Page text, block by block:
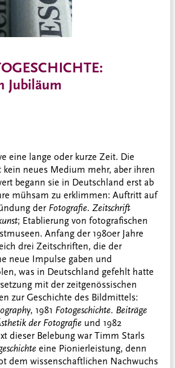
Jubiläum
eine lange oder kurze Zeit. Die
kein neues Medium mehr, aber ihren
begann sie in Deutschland erst ab
mühsam zu erklimmen: Auftritt auf
der Fotografie. Zeitschrift
; Etablierung von fotografischen
Anfang der 1980er Jahre
drei Zeitschriften, die der
neue Impulse gaben und
was in Deutschland gefehlt hatte
mit der zeitgenössischen
zur Geschichte des Bildmittels:
, 1981 Fotogeschichte. Beiträge
der Fotografie und 1982
dieser Belebung war Timm Starls
eine Pionierleistung, denn
dem wissenschaftlichen Nachwuchs